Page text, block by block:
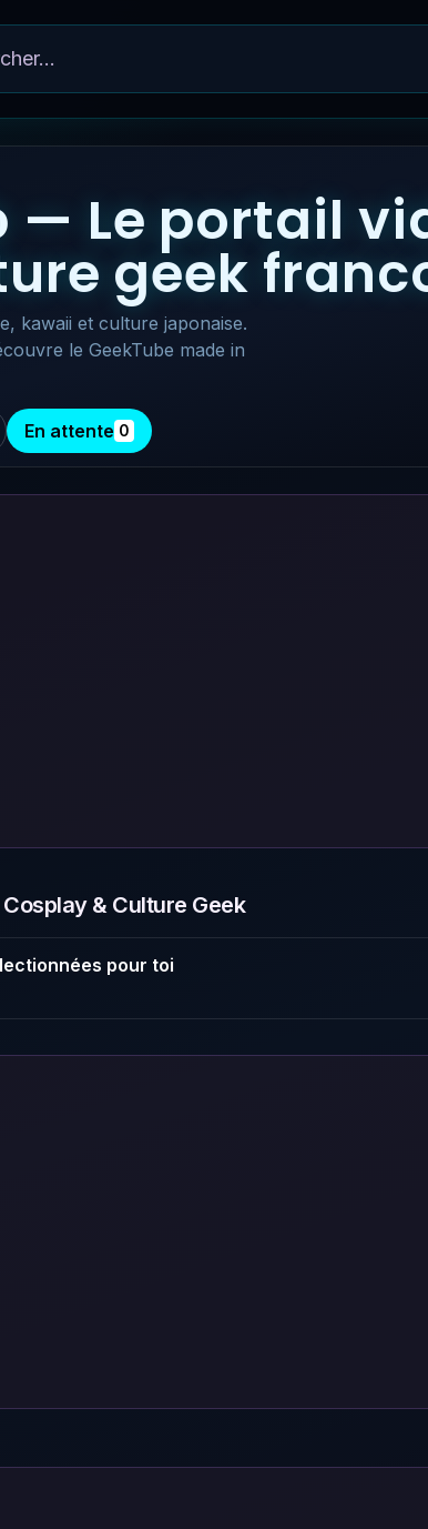
— Le portail
geek
kawaii et culture japonaise.
le GeekTube made in
En attente 0
& Culture Geek
pour toi